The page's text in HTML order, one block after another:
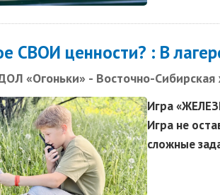
СВОИ ценности? : В
«Огоньки» - Восточно-Сибирская
Игра
Игра не
сложные